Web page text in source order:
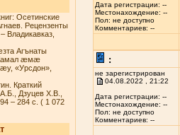
Осетинские
Рецензенты
Владикавказ,
Агънаты
æмæ
«Урсдон»,
Краткий
Дзуцев Х.В.,
– 284 с. ( 1 072
Дата регистрации: --
Местонахождение: --
Пол: не доступно
Комментариев: --
:
не зарегистрирован
04.08.2022 , 21:22
Дата регистрации: --
Местонахождение: --
Пол: не доступно
Комментариев: --